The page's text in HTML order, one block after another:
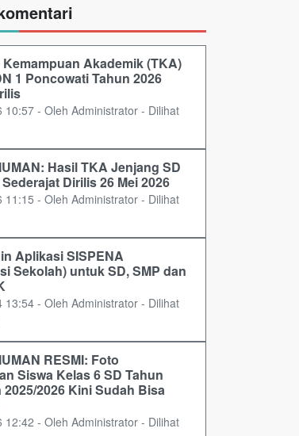
Kemampuan Akademik (TKA)
1 Poncowati Tahun 2026
10:57 - Oleh Administrator - Dilihat
Hasil TKA Jenjang SD
Dirilis 26 Mei 2026
11:15 - Oleh Administrator - Dilihat
Aplikasi SISPENA
Sekolah) untuk SD, SMP dan
13:54 - Oleh Administrator - Dilihat
RESMI: Foto
Siswa Kelas 6 SD Tahun
2025/2026 Kini Sudah Bisa
12:42 - Oleh Administrator - Dilihat